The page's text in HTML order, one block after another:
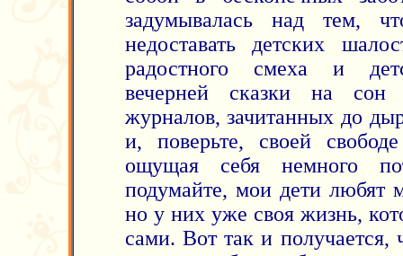
задумывалась над тем,
недоставать детских
радостного смеха и
вечерней сказки на
журналов, зачитанных до
и, поверьте, своей
ощущая себя немного
подумайте, мои дети любят
но у них уже своя жизнь,
сами. Вот так и